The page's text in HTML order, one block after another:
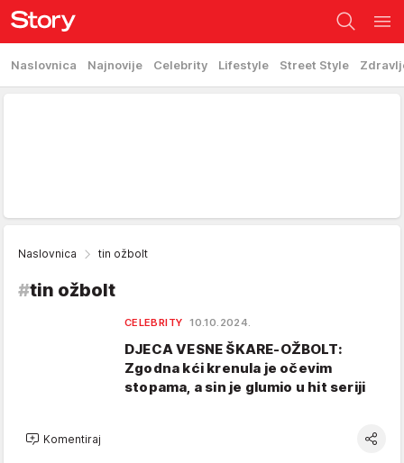
Naslovnica Najnovije Celebrity Lifestyle Street Style
Naslovnica tin ožbolt
#tin ožbolt
CELEBRITY 10.10.2024.
DJECA VESNE ŠKARE-OŽBOLT:
Zgodna kći krenula je očevim
stopama, a sin je glumio u hit seriji
Komentiraj